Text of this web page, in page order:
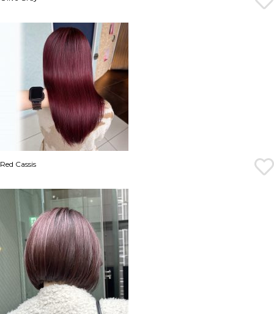
Red Cassis